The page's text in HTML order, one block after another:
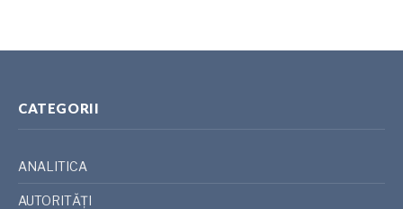
CATEGORII
ANALITICA
AUTORITĂȚI